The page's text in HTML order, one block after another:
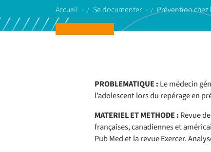
Accueil Se documenter Prévention
PROBLEMATIQUE : Le médecin
l’adolescent lors du repérage en
MATERIEL ET METHODE : Revue
françaises, canadiennes et
Pub Med et la revue Exercer.